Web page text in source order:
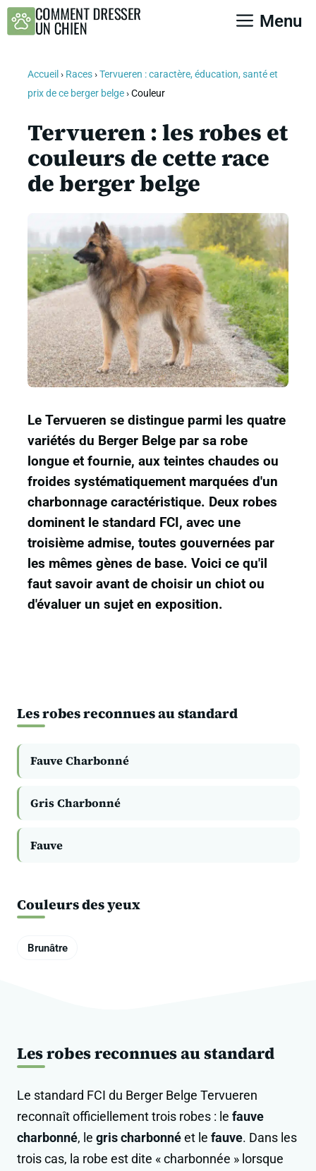
Aller
Menu
Accueil › Races›Tervueren : caractère, éducation, santé et
prix de ce berger belge›Couleur
Tervueren : les robes et
couleurs de cette race
de berger belge
Le Tervueren se distingue parmi les quatre
variétés du Berger Belge par sa robe
longue et fournie, aux teintes chaudes ou
froides systématiquement marquées d'un
charbonnage caractéristique. Deux robes
dominent le standard FCI, avec une
troisième admise, toutes gouvernées par
les mêmes gènes de base. Voici ce qu'il
faut savoir avant de choisir un chiot ou
d'évaluer un sujet en exposition.
Les robes reconnues au standard
Fauve Charbonné
Gris Charbonné
Fauve
Couleurs des yeux
Brunâtre
Les robes reconnues au standard
Le standard FCI du Berger Belge Tervueren
reconnaît officiellement trois robes : le fauve
charbonné, le gris charbonnéet le fauve. Dans les
trois cas, la robe est dite « charbonnée » lorsque